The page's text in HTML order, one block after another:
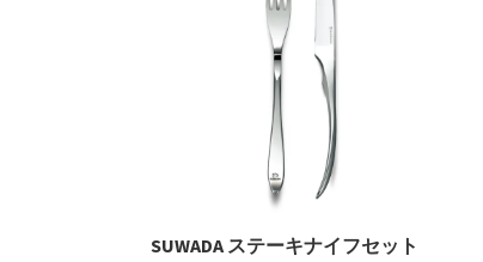
SUWADA ステーキナイフセット